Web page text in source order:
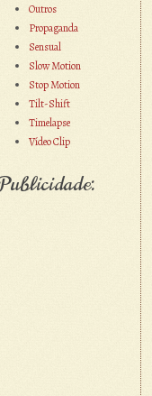
Outros
Propaganda
Sensual
Slow Motion
Stop Motion
Tilt-Shift
Timelapse
Vídeo Clip